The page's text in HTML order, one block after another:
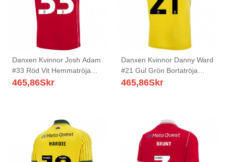
Danxen Kvinnor Josh Adam
#33 Röd Vit Hemmatröja
Matchtröjor 2025/26 Tröjor
465,86Skr
Danxen Kvinnor Danny Ward
#21 Gul Grön Bortatröja
Matchtröjor 2025/26 Tröjor
465,86Skr